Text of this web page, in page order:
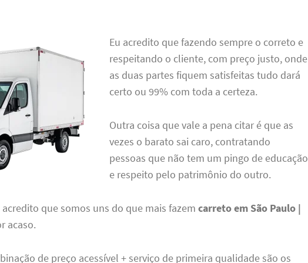
Eu acredito que fazendo sempre o correto e
respeitando o cliente, com preço justo, onde
as duas partes fiquem satisfeitas tudo dará
certo ou 99% com toda a certeza.
Outra coisa que vale a pena citar é que as
vezes o barato sai caro, contratando
pessoas que não tem um pingo de educação
e respeito pelo patrimônio do outro.
que somos uns do que mais fazemcarreto em São Paulo |
acaso.
de preço acessível + serviço de primeira qualidade são os